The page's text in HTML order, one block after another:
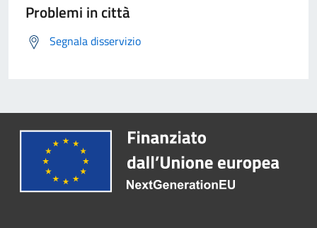
Problemi in città
Segnala disservizio